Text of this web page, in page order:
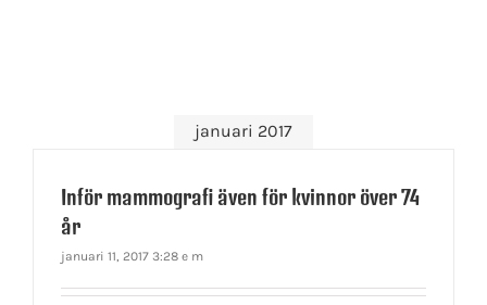
januari 2017
Inför mammografi även för kvinnor över 74
år
januari 11, 2017 3:28 e m